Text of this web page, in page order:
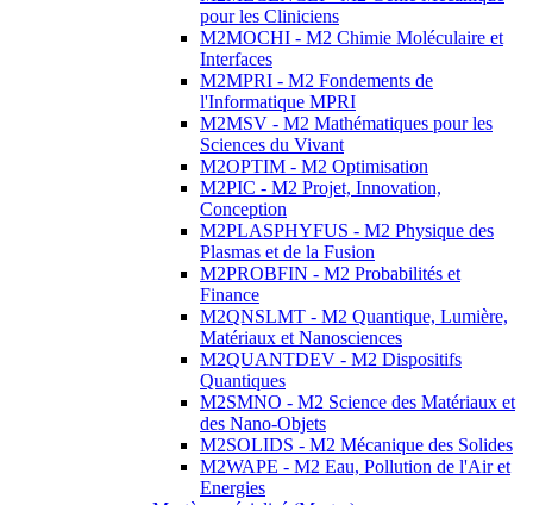
pour les Cliniciens
M2MOCHI - M2 Chimie Moléculaire et
Interfaces
M2MPRI - M2 Fondements de
l'Informatique MPRI
M2MSV - M2 Mathématiques pour les
Sciences du Vivant
M2OPTIM - M2 Optimisation
M2PIC - M2 Projet, Innovation,
Conception
M2PLASPHYFUS - M2 Physique des
Plasmas et de la Fusion
M2PROBFIN - M2 Probabilités et
Finance
M2QNSLMT - M2 Quantique, Lumière,
Matériaux et Nanosciences
M2QUANTDEV - M2 Dispositifs
Quantiques
M2SMNO - M2 Science des Matériaux et
des Nano-Objets
M2SOLIDS - M2 Mécanique des Solides
M2WAPE - M2 Eau, Pollution de l'Air et
Energies